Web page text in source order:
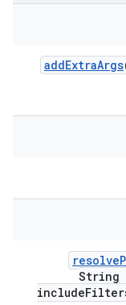
addExtraArgs
resolve
String
include